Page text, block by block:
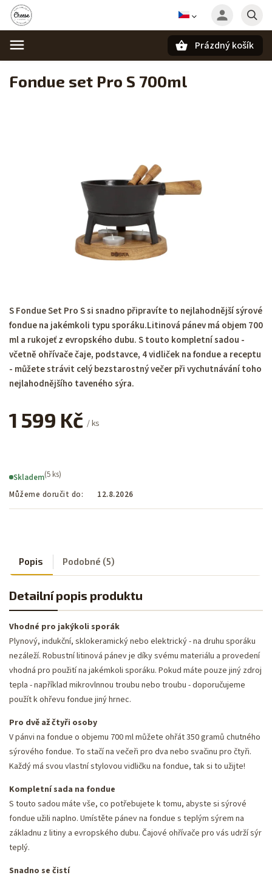
Prázdný košík
Fondue set Pro S 700ml
1 599 Kč/ ks
Skladem(5 ks)
Můžeme doručit do:
12.8.2026
S Fondue Set Pro S si snadno připravíte to nejlahodnější sýrové
fondue na jakémkoli typu sporáku.Litinová pánev má objem 700
ml a rukojeť z evropského dubu. S touto kompletní sadou -
včetně ohřívače čaje, podstavce, 4 vidliček na fondue a receptu
- můžete strávit celý bezstarostný večer při vychutnávání toho
nejlahodnějšího taveného sýra.
Popis Podobné (5)
Detailní popis produktu
Vhodné pro jakýkoli sporák
Plynový, indukční, sklokeramický nebo elektrický - na druhu sporáku
nezáleží. Robustní litinová pánev je díky svému materiálu a provedení
vhodná pro použití na jakémkoli sporáku. Pokud máte pouze jiný zdroj
tepla - například mikrovlnnou troubu nebo troubu - doporučujeme
použít k ohřevu fondue jiný hrnec.
Pro dvě až čtyři osoby
V pánvi na fondue o objemu 700 ml můžete ohřát 350 gramů chutného
sýrového fondue. To stačí na večeři pro dva nebo svačinu pro čtyři.
Každý má svou vlastní stylovou vidličku na fondue, tak si to užijte!
Kompletní sada na fondue
S touto sadou máte vše, co potřebujete k tomu, abyste si sýrové
fondue užili naplno. Umístěte pánev na fondue s teplým sýrem na
základnu z litiny a evropského dubu. Čajové ohřívače pro vás udrží sýr
teplý.
Snadno se čistí